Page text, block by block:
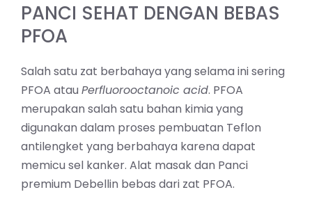
PANCI SEHAT DENGAN BEBAS
PFOA
Salah satu zat berbahaya yang selama ini sering
PFOA atau Perfluorooctanoic acid. PFOA
merupakan salah satu bahan kimia yang
digunakan dalam proses pembuatan Teflon
antilengket yang berbahaya karena dapat
memicu sel kanker. Alat masak dan Panci
premium Debellin bebas dari zat PFOA.